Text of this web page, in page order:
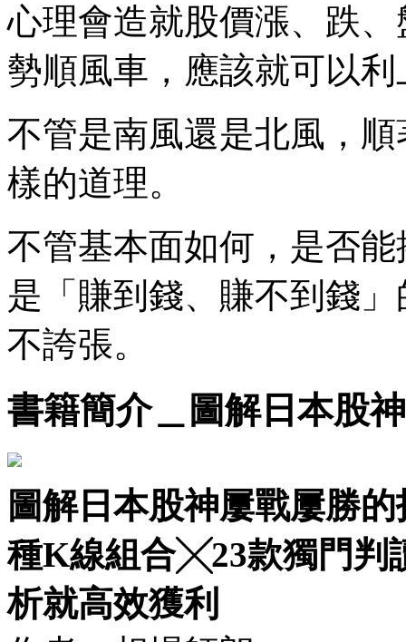
心理會造就股價漲、跌
勢順風車，應該就可以
不管是南風還是北風，
樣的道理。
不管基本面如何，是否
是「賺到錢、賺不到錢
不誇張。
書籍簡介＿圖解日本股
圖解日本股神屢戰屢勝
種K線組合╳23款獨門判
析就高效獲利